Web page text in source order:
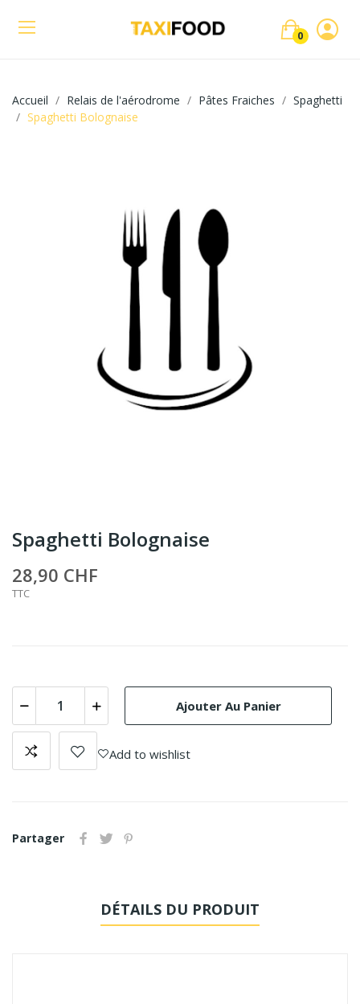
0
Accueil Relais de l'aérodrome Pâtes Fraiches
Spaghetti
Spaghetti Bolognaise
Spaghetti Bolognaise
28,90 CHF
TTC
Ajouter Au Panier
Add to wishlist
Partager
DÉTAILS DU PRODUIT